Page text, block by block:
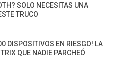
SOLO NECESITAS UNA
TRUCO
DISPOSITIVOS EN RIESGO! LA
QUE NADIE PARCHEÓ